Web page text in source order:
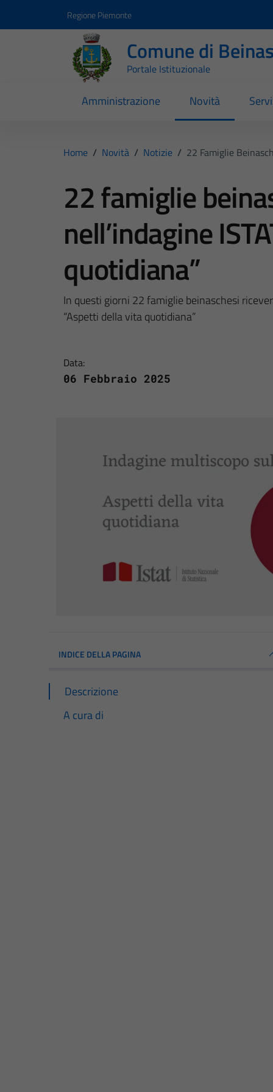
Regione Piemonte
Comune di
Portale Istituzionale
Amministrazione Novità
Home / Novità / Notizie / 22 Famiglie
22 famiglie
nell’indagine
quotidiana”
In questi giorni 22 famiglie beinaschesi
“Aspetti della vita quotidiana”
Data:
06 Febbraio 2025
INDICE DELLA PAGINA
Descrizione
A cura di